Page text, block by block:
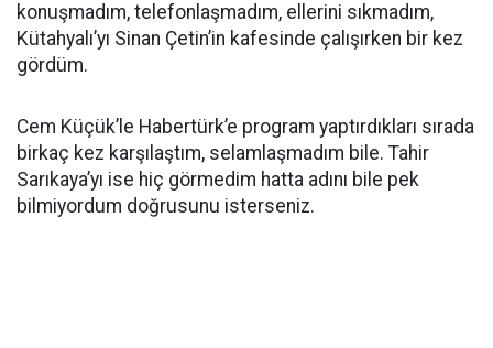
konuşmadım, telefonlaşmadım, ellerini sıkmadım,
Kütahyalı’yı Sinan Çetin’in kafesinde çalışırken bir kez
gördüm.
Cem Küçük’le Habertürk’e program yaptırdıkları sırada
birkaç kez karşılaştım, selamlaşmadım bile. Tahir
Sarıkaya’yı ise hiç görmedim hatta adını bile pek
bilmiyordum doğrusunu isterseniz.